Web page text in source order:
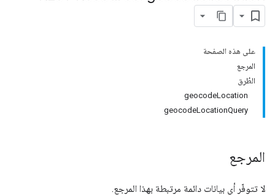
على هذه الصفحة
المرجع
الطُرق
geocodeLocation
geocodeLocationQuery
المرجع
لا تتوفّر أي بيانات دائمة مرتبطة بهذا المرجع.